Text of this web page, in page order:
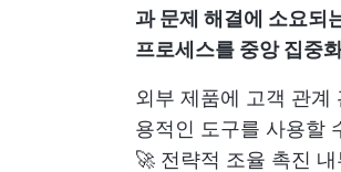
과 문제 해결에 소요되
프로세스를 중앙 집중
외부 제품에 고객 관계
용적인 도구를 사용할
🚀 전략적 조율 촉진